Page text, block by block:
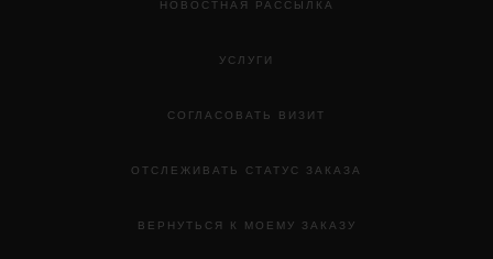
НОВОСТНАЯ РАССЫЛКА
УСЛУГИ
СОГЛАСОВАТЬ ВИЗИТ
ОТСЛЕЖИВАТЬ СТАТУС ЗАКАЗА
ВЕРНУТЬСЯ К МОЕМУ ЗАКАЗУ